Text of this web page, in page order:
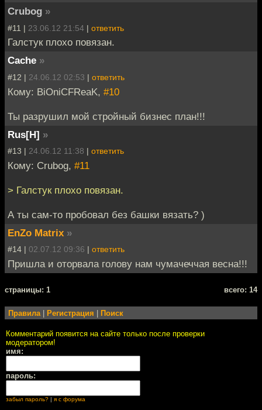
Crubog »
#11 | 23.06.12 21:54 | ответить
Галстук плохо повязан.
Cache »
#12 | 24.06.12 02:53 | ответить
Кому: BiOniCFReaK, #10
Ты разрушил мой стройный бизнес план!!!
Rus[H] »
#13 | 24.06.12 11:38 | ответить
Кому: Crubog, #11
> Галстук плохо повязан.
А ты сам-то пробовал без башки вязать? )
EnZo Matrix »
#14 | 02.07.12 09:36 | ответить
Пришла и оторвала голову нам чумачеччая весна!!!
cтраницы: 1 всего: 14
Правила | Регистрация | Поиск
Комментарий появится на сайте только после проверки
модератором!
имя:
пароль:
забыл пароль? | я с форума